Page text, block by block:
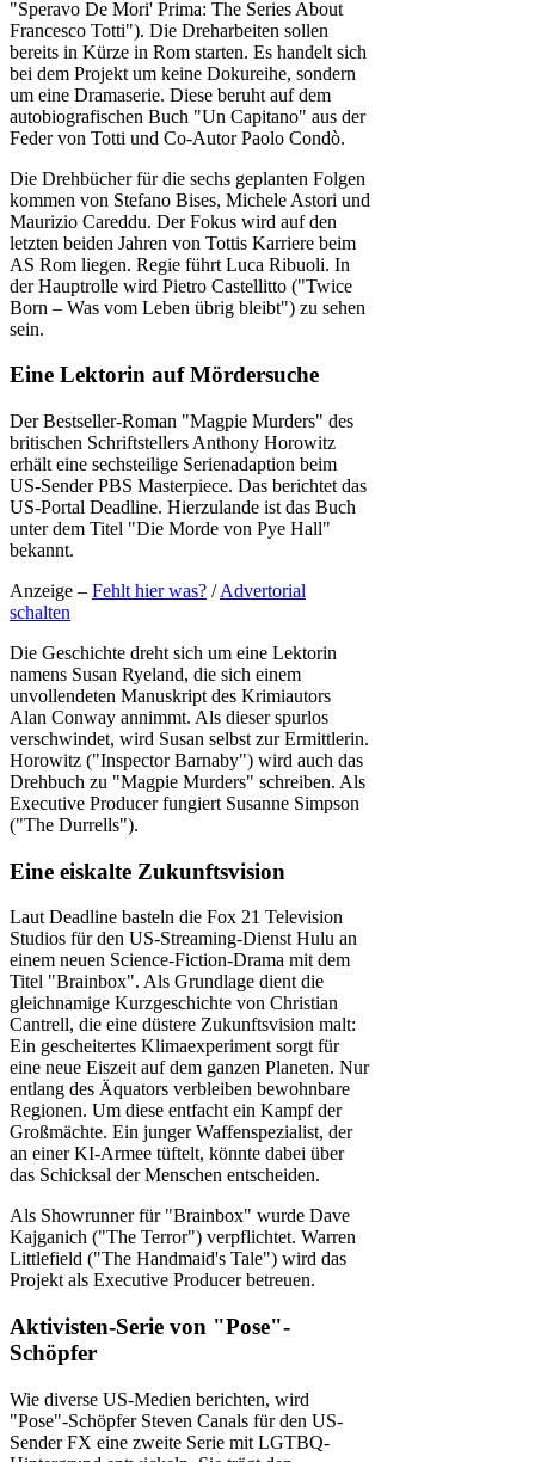
"Speravo De Mori' Prima: The Series About
Francesco Totti"). Die Dreharbeiten sollen
bereits in Kürze in Rom starten. Es handelt sich
bei dem Projekt um keine Dokureihe, sondern
um eine Dramaserie. Diese beruht auf dem
autobiografischen Buch "Un Capitano" aus der
Feder von Totti und Co-Autor Paolo Condò.
Die Drehbücher für die sechs geplanten Folgen
kommen von Stefano Bises, Michele Astori und
Maurizio Careddu. Der Fokus wird auf den
letzten beiden Jahren von Tottis Karriere beim
AS Rom liegen. Regie führt Luca Ribuoli. In
der Hauptrolle wird Pietro Castellitto ("Twice
Born – Was vom Leben übrig bleibt") zu sehen
sein.
Eine Lektorin auf Mördersuche
Der Bestseller-Roman "Magpie Murders" des
britischen Schriftstellers Anthony Horowitz
erhält eine sechsteilige Serienadaption beim
US-Sender PBS Masterpiece. Das berichtet das
US-Portal Deadline. Hierzulande ist das Buch
unter dem Titel "Die Morde von Pye Hall"
bekannt.
Anzeige – Fehlt hier was? /Advertorial
schalten
Die Geschichte dreht sich um eine Lektorin
namens Susan Ryeland, die sich einem
unvollendeten Manuskript des Krimiautors
Alan Conway annimmt. Als dieser spurlos
verschwindet, wird Susan selbst zur Ermittlerin.
Horowitz ("Inspector Barnaby") wird auch das
Drehbuch zu "Magpie Murders" schreiben. Als
Executive Producer fungiert Susanne Simpson
("The Durrells").
Eine eiskalte Zukunftsvision
Laut Deadline basteln die Fox 21 Television
Studios für den US-Streaming-Dienst Hulu an
einem neuen Science-Fiction-Drama mit dem
Titel "Brainbox". Als Grundlage dient die
gleichnamige Kurzgeschichte von Christian
Cantrell, die eine düstere Zukunftsvision malt:
Ein gescheitertes Klimaexperiment sorgt für
eine neue Eiszeit auf dem ganzen Planeten. Nur
entlang des Äquators verbleiben bewohnbare
Regionen. Um diese entfacht ein Kampf der
Großmächte. Ein junger Waffenspezialist, der
an einer KI-Armee tüftelt, könnte dabei über
das Schicksal der Menschen entscheiden.
Als Showrunner für "Brainbox" wurde Dave
Kajganich ("The Terror") verpflichtet. Warren
Littlefield ("The Handmaid's Tale") wird das
Projekt als Executive Producer betreuen.
Aktivisten-Serie von "Pose"-
Schöpfer
Wie diverse US-Medien berichten, wird
"Pose"-Schöpfer Steven Canals für den US-
Sender FX eine zweite Serie mit LGTBQ-